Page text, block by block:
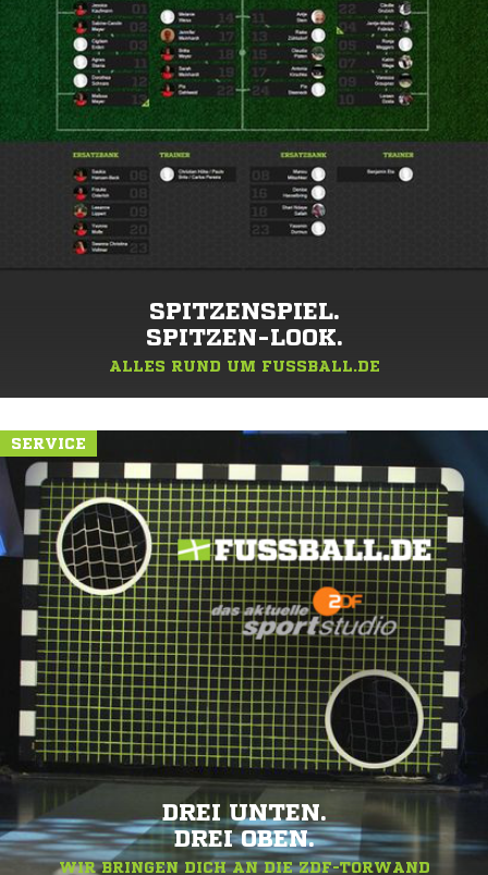
SPITZENSPIEL.
SPITZEN-LOOK.
ALLES RUND UM FUSSBALL.DE
SERVICE
DREI UNTEN.
DREI OBEN.
WIR BRINGEN DICH AN DIE ZDF-TORWAND